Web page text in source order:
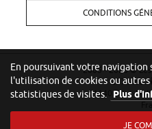
CONDITIONS
2005 - 2026 ©
257
01140 Saint-
En poursuivant votre navigation
l'utilisation de cookies ou
statistiques de visites.
Plus
JE